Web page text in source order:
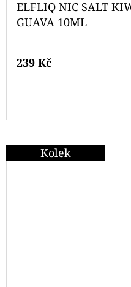
ELFLIQ NIC SALT
GUAVA 10ML
239 Kč
Kolek